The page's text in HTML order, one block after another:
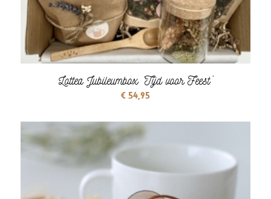
Lottea Jubileumbox ‘Tijd voor Feest’
€54,95